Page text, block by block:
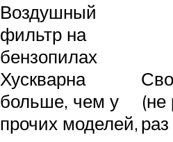
Воздушный
фильтр на
бензопилах
Хускварна
больше, чем у
прочих моделей,